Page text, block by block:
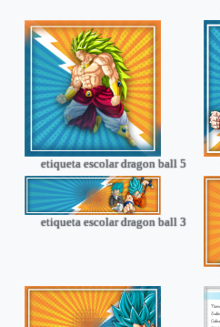
etiqueta escolar dragon ball 5
etiqueta escolar dragon ball 3